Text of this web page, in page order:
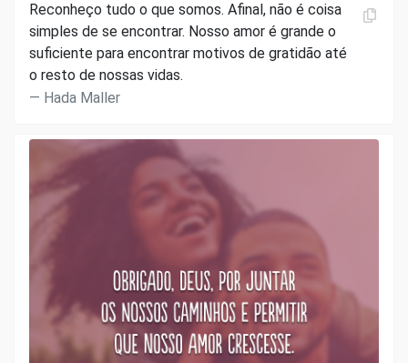
Reconheço tudo o que somos. Afinal, não é coisa
simples de se encontrar. Nosso amor é grande o
suficiente para encontrar motivos de gratidão até
o resto de nossas vidas.
Hada Maller